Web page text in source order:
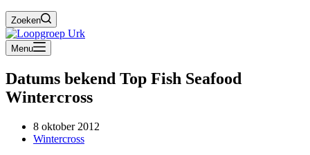
Zoeken
Menu
Datums bekend Top Fish Seafood
Wintercross
8 oktober 2012
Wintercross